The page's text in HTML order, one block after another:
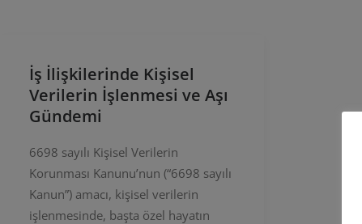
İş İlişkilerinde Kişisel
Verilerin İşlenmesi ve Aşı
Gündemi
6698 sayılı Kişisel Verilerin
Korunması Kanunu’nun (“6698 sayılı
Kanun”) amacı, kişisel verilerin
işlenmesinde, başta özel hayatın